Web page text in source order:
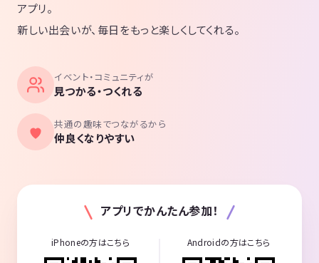
アプリ。
新しい出会いが、毎日をもっと楽しくしてくれる。
イベント・コミュニティが
見つかる・つくれる
共通の趣味でつながるから
仲良くなりやすい
アプリでかんたん参加！
iPhoneの方はこちら Androidの方はこちら